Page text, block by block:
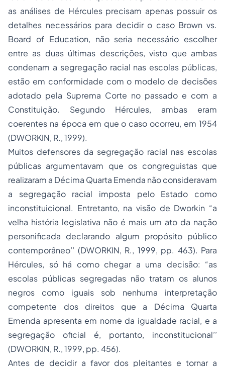
as análises de Hércules precisam apenas possuir os
detalhes necessários para decidir o caso Brown vs.
Board of Education, não seria necessário escolher
entre as duas últimas descrições, visto que ambas
condenam a segregação racial nas escolas públicas,
estão em conformidade com o modelo de decisões
adotado pela Suprema Corte no passado e com a
Constituição. Segundo Hércules, ambas eram
coerentes na época em que o caso ocorreu, em 1954
(DWORKIN, R., 1999).
Muitos defensores da segregação racial nas escolas
públicas argumentavam que os congreguistas que
realizaram a Décima Quarta Emenda não consideravam
a segregação racial imposta pelo Estado como
inconstituicional. Entretanto, na visão de Dworkin “a
velha história legislativa não é mais um ato da nação
personificada declarando algum propósito público
contemporâneo’’ (DWORKIN, R., 1999, pp. 463). Para
Hércules, só há como chegar a uma decisão: “as
escolas públicas segregadas não tratam os alunos
negros como iguais sob nenhuma interpretação
competente dos direitos que a Décima Quarta
Emenda apresenta em nome da igualdade racial, e a
segregação oficial é, portanto, inconstitucional’’
(DWORKIN, R., 1999, pp. 456).
Antes de decidir a favor dos pleitantes e tornar a